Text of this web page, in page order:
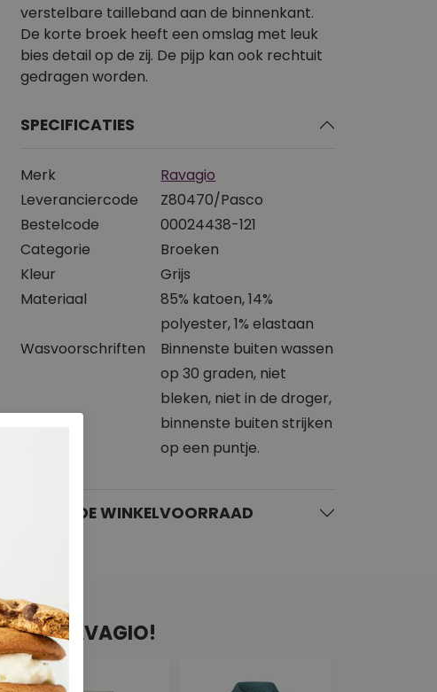
verstelbare tailleband aan de binnenkant.
De korte broek heeft een omslag met leuk
bies detail op de zij. De pijp kan ook rechtuit
gedragen worden.
SPECIFICATIES
Merk
Ravagio
Leveranciercode
Z80470/Pasco
Bestelcode
00024438-121
Categorie
Broeken
Kleur
Grijs
Materiaal
85% katoen, 14%
polyester, 1% elastaan
Wasvoorschriften
Binnenste buiten wassen
op 30 graden, niet
bleken, niet in de droger,
binnenste buiten strijken
op een puntje.
BEKIJK DE WINKELVOORRAAD
VAN RAVAGIO!